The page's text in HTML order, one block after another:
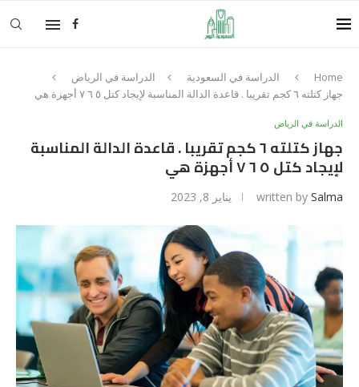
Home الدراسة في السعودية
الدراسة في الرياض
جهاز كتلته ٦ كجم تقريبا . قاعدة الدالة المناسبة لإيجاد كتل ٥ ٦ ٧ أجهزة هي
الدراسة في الرياض
جهاز كتلته ٦ كجم تقريبا . قاعدة الدالة المناسبة
لإيجاد كتل ٥ ٦ ٧ أجهزة هي
written by Salma يناير 8, 2023